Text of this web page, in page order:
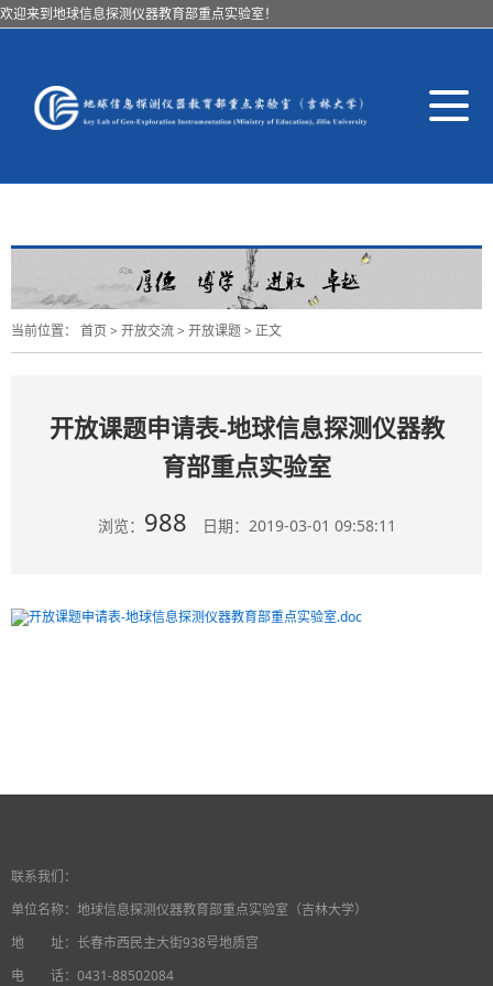
欢迎来到地球信息探测仪器教育部重点实验室！
导
航
换
当前位置： 首页> 开放交流> 开放课题> 正文
开放课题申请表-地球信息探测仪器教
育部重点实验室
浏览： 988 日期：2019-03-01 09:58:11
开放课题申请表-地球信息探测仪器教育部重点实验室.doc
联系我们：
单位名称： 地球信息探测仪器教育部重点实验室（吉林大学）
地 址：长春市西民主大街938号地质宫
电 话：0431-88502084